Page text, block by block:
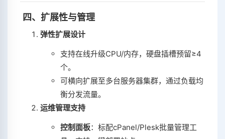
四、扩展性与管理
弹性扩展设计
支持在线升级CPU/内存，硬盘插槽预留≥4
个。
可横向扩展至多台服务器集群，通过负载均
衡分发流量。
运维管理支持
控制面板‌：标配cPanel/Plesk批量管理工